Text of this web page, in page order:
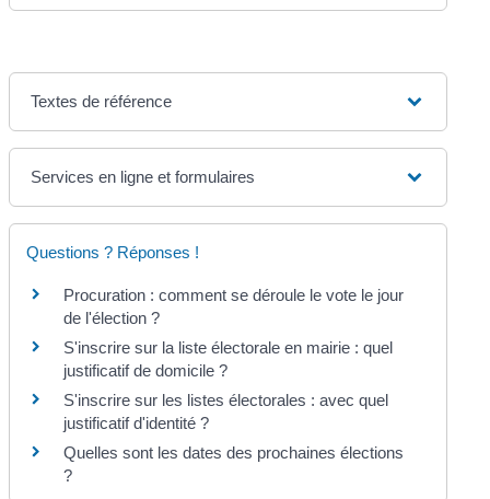
Textes de référence
Services en ligne et formulaires
Questions ? Réponses !
Procuration : comment se déroule le vote le jour
de l'élection ?
S'inscrire sur la liste électorale en mairie : quel
justificatif de domicile ?
S'inscrire sur les listes électorales : avec quel
justificatif d'identité ?
Quelles sont les dates des prochaines élections
?